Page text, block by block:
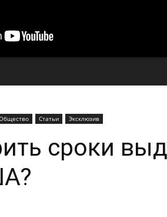
Статьи Эксклюзив
сроки